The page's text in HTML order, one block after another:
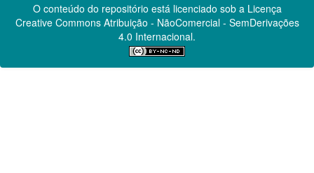
O conteúdo do repositório está licenciado sob a Licença
Creative CommonsAtribuição - NãoComercial - SemDerivações
4.0 Internacional.